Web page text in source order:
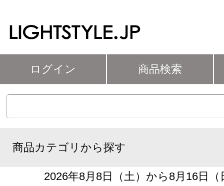
ログイン 商品検索
商品カテゴリから探す
2026年8月8日（土）から8月16日